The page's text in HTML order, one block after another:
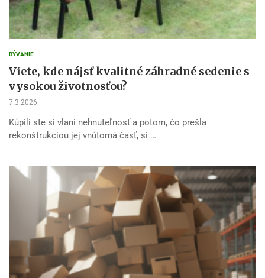
BÝVANIE
Viete, kde nájsť kvalitné záhradné sedenie s
vysokou životnosťou?
7.3.2026
Kúpili ste si vlani nehnuteľnosť a potom, čo prešla
rekonštrukciou jej vnútorná časť, si …